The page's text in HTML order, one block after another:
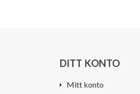
DITT KONTO
Mitt konto